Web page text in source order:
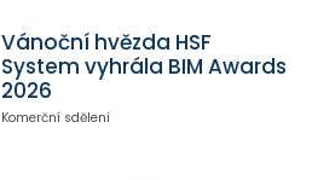
Vánoční hvězda HSF
System vyhrála BIM Awards
2026
Komerční sdělení